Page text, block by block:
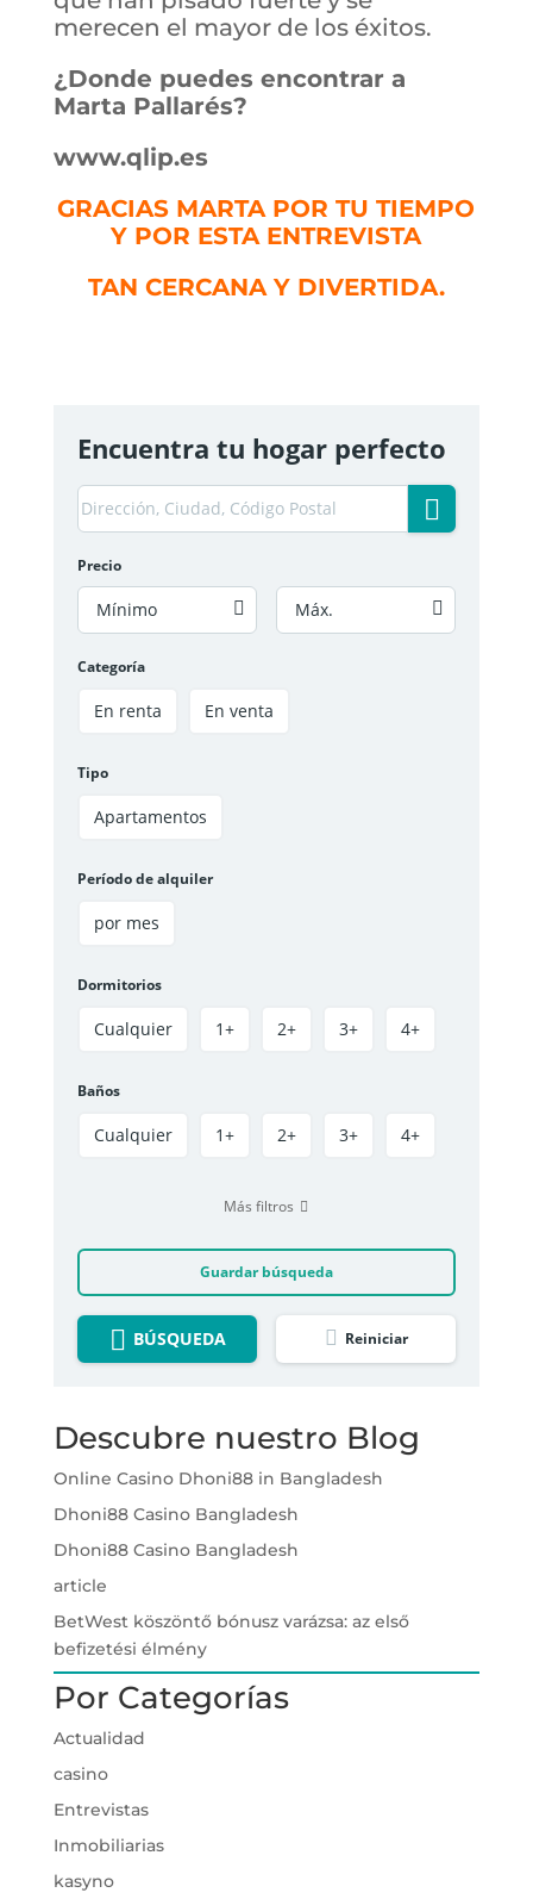
merecen el mayor de los éxitos.
¿Donde puedes encontrar a
Marta Pallarés?
www.qlip.es
GRACIAS MARTA POR TU TIEMPO
Y POR ESTA ENTREVISTA
TAN CERCANA Y DIVERTIDA.
Encuentra tu hogar perfecto
Precio
Mínimo Máx.
Categoría
En renta En venta
Tipo
Apartamentos
Período de alquiler
por mes
Dormitorios
Cualquier 1+ 2+ 3+ 4+
Baños
Cualquier 1+ 2+ 3+ 4+
Más filtros
Guardar búsqueda
BÚSQUEDA Reiniciar
Descubre nuestro Blog
Online Casino Dhoni88 in Bangladesh
Dhoni88 Casino Bangladesh
Dhoni88 Casino Bangladesh
article
BetWest köszöntő bónusz varázsa: az első
befizetési élmény
Por Categorías
Actualidad
casino
Entrevistas
Inmobiliarias
kasyno